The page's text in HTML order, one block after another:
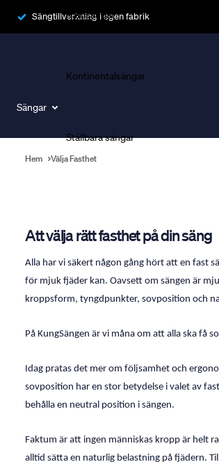
Sängtillverkning i egen fabrik
Sängar
Ramsängar
Kontinentalsängar
Ställbara sängar
Hem Välja Fasthet
Att välja rätt fasthet på din säng
Alla har vi säkert någon gång hört att en fast
för mjuk fjäder kan. Oavsett om sängen är
kroppsform, tyngdpunkter, sovposition och
På KungSängen är vi måna om att alla ska
Idag pratas det mer om följsamhet och
sovposition har en stor betydelse i valet av
behålla en neutral position i sängen.
Faktum är att ingen människas kropp är helt
alltid sätta en naturlig belastning på fjädern.